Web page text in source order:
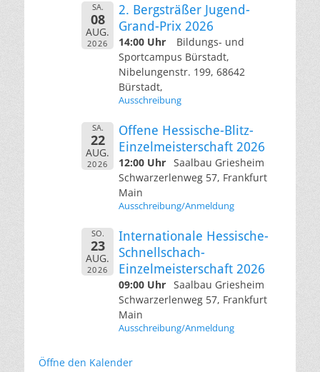
SA.
08
AUG.
2026
2. Bergsträßer Jugend-
Grand-Prix 2026
14:00 Uhr
Bildungs- und
Sportcampus Bürstadt,
Nibelungenstr. 199, 68642
Bürstadt,
Ausschreibung
SA.
22
AUG.
2026
Offene Hessische-Blitz-
Einzelmeisterschaft 2026
12:00 Uhr Saalbau Griesheim
Schwarzerlenweg 57, Frankfurt
Main
Ausschreibung/Anmeldung
SO.
23
AUG.
2026
Internationale Hessische-
Schnellschach-
Einzelmeisterschaft 2026
09:00 Uhr Saalbau Griesheim
Schwarzerlenweg 57, Frankfurt
Main
Ausschreibung/Anmeldung
Öffne den Kalender